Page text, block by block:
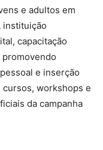
e adultos em
instituição
capacitação
e inserção
workshops e
da campanha